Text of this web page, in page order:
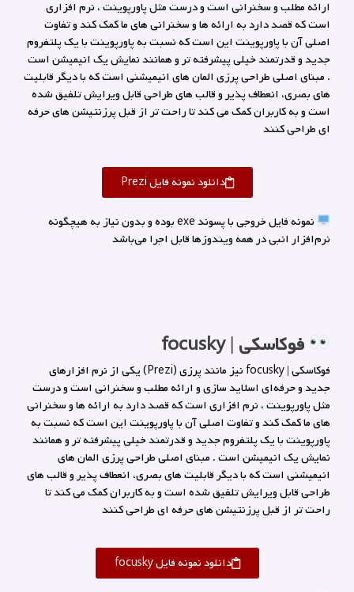
ارائه مطلب و سخنرانی است و درست مثل پاورپوینت ، نرم افزاری
است که قصد دارد به ارائه ها و سخنرانی های ما کمک کند و تفاوت
اصلی آن با پاورپوینت این است که نسبت به پاورپوینت با یک پلتفروم
جدید و قدرتمند خیلی پیشرفته تر و همانند نمایش یک انیمیشن است
. مبنای اصلی طراحی پرزی المان های انیمیشنی است که با دیگر قابلیت
های بصری، انعطاف پذیر و قالب های طراحی قابل ویرایش تلفیق شده
است و به کاربران کمک می کند تا راحت تر از قبل پرزنتیشن های حرفه
ای طراحی کنند
دانلود نمونه فایل Prezi
نمونه فایل خروجی با پسوند exe بوده و بدون نیاز به هیچگونه
نرم‌افزار انبی در همه ویندوزها قابل اجرا می‌باشد
فوکاسکی | focusky
فوکاسکی | focusky نیز مانند پرزی (Prezi) یکی از نرم افزارهای
جدید و حرفه‌ای اسلاید سازی و ارائه مطلب و سخنرانی است و درست
مثل پاورپوینت ، نرم افزاری است که قصد دارد به ارائه ها و سخنرانی
های ما کمک کند و تفاوت اصلی آن با پاورپوینت این است که نسبت به
پاورپوینت با یک پلتفروم جدید و قدرتمند خیلی پیشرفته تر و همانند
نمایش یک انیمیشن است . مبنای اصلی طراحی پرزی المان های
انیمیشنی است که با دیگر قابلیت های بصری، انعطاف پذیر و قالب های
طراحی قابل ویرایش تلفیق شده است و به کاربران کمک می کند تا
راحت تر از قبل پرزنتیشن های حرفه ای طراحی کنند
دانلود نمونه فایل focusky